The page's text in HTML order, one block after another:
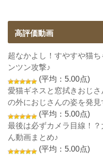
高評価動画
超なかよし！すやすや猫
ンツン攻撃♪
(平均：5.00点)
愛猫ギネスと窓拭きおじ
の外におじさんの姿を発見
(平均：5.00点)
最後は必ずカメラ目線！
ん動画まとめ♪
(平均：5.00点)